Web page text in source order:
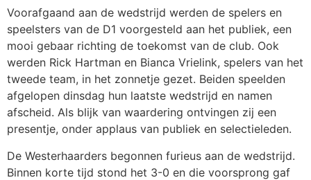
Voorafgaand aan de wedstrijd werden de spelers en
speelsters van de D1 voorgesteld aan het publiek, een
mooi gebaar richting de toekomst van de club. Ook
werden Rick Hartman en Bianca Vrielink, spelers van het
tweede team, in het zonnetje gezet. Beiden speelden
afgelopen dinsdag hun laatste wedstrijd en namen
afscheid. Als blijk van waardering ontvingen zij een
presentje, onder applaus van publiek en selectieleden.
De Westerhaarders begonnen furieus aan de wedstrijd.
Binnen korte tijd stond het 3-0 en die voorsprong gaf